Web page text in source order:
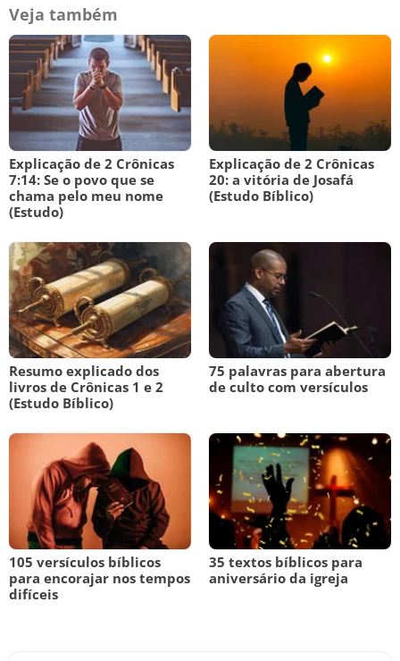
Veja também
Explicação de 2 Crônicas
7:14: Se o povo que se
chama pelo meu nome
(Estudo)
Explicação de 2 Crônicas
20: a vitória de Josafá
(Estudo Bíblico)
Resumo explicado dos
livros de Crônicas 1 e 2
(Estudo Bíblico)
75 palavras para abertura
de culto com versículos
105 versículos bíblicos
para encorajar nos tempos
difíceis
35 textos bíblicos para
aniversário da igreja